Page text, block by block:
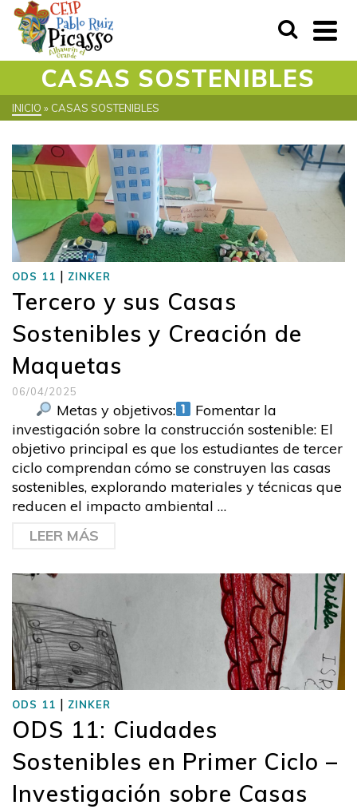
CASAS SOSTENIBLES
INICIO » CASAS SOSTENIBLES
ODS 11 | ZINKER
Tercero y sus Casas
Sostenibles y Creación de
Maquetas
06/04/2025
Metas y objetivos:
Fomentar la
investigación sobre la construcción sostenible: El
objetivo principal es que los estudiantes de tercer
ciclo comprendan cómo se construyen las casas
sostenibles, explorando materiales y técnicas que
reducen el impacto ambiental …
LEER MÁS
ODS 11 | ZINKER
ODS 11: Ciudades
Sostenibles en Primer Ciclo –
Investigación sobre Casas